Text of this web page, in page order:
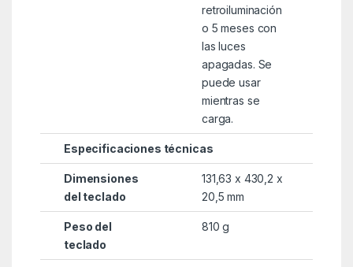
retroiluminación
o 5 meses con
las luces
apagadas. Se
puede usar
mientras se
carga.
Especificaciones técnicas
Dimensiones
del teclado
131,63 x 430,2 x
20,5 mm
Peso del
teclado
810 g